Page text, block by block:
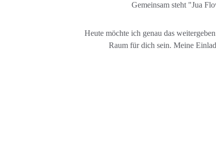
​Gemeinsam steht "Jua
Heute möchte ich genau das
Raum für dich sein. Meine